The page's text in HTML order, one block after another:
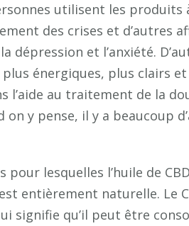
utilisent les produits
des crises et d’autres
et l’anxiété.
énergiques, plus clairs
l’aide au traitement de la
on y pense, il y a beaucoup
pour lesquelles l’huile de
entièrement naturelle. Le
signifie qu’il peut être